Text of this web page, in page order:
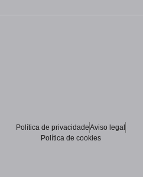
Política de privacidadeAviso legal
Política de cookies